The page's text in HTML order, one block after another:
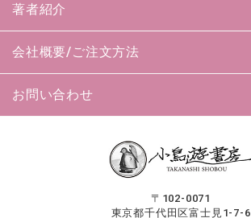
著者紹介
会社概要/ご注文方法
お問い合わせ
〒102-0071
東京都千代田区富士見1-7-6